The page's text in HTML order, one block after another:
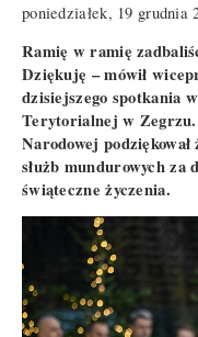
poniedziałek, 19 grudnia
Ramię w ramię
Dziękuję – mówił
dzisiejszego spotkania
Terytorialnej w
Narodowej
służb mundurowych za
świąteczne życzenia.